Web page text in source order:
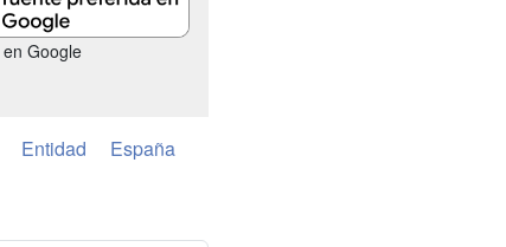
Google
Entidad
España